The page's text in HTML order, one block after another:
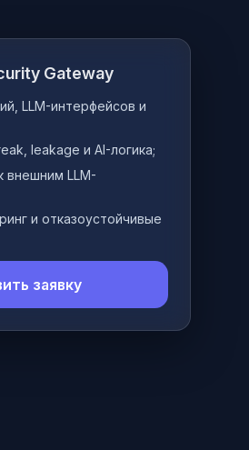
Gateway
LLM-интерфейсов и
leakage и AI-логика;
внешним LLM-
и отказоустойчивые
заявку